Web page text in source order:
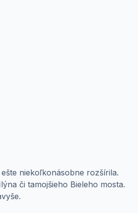
niekoľkonásobne rozšírila.
či tamojšieho Bieleho mosta.